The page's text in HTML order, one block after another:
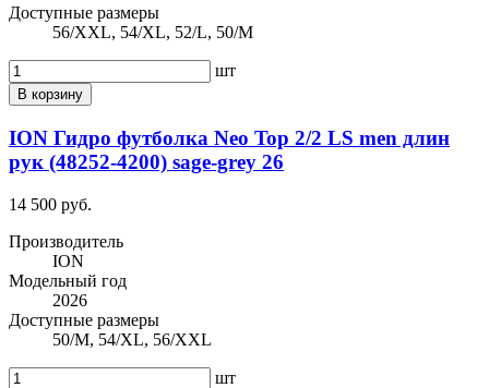
Доступные размеры
56/XXL, 54/XL, 52/L, 50/M
шт
В корзину
ION Гидро футболка Neo Top 2/2 LS men длин
рук (48252-4200) sage-grey 26
14 500 руб.
Производитель
ION
Модельный год
2026
Доступные размеры
50/M, 54/XL, 56/XXL
шт